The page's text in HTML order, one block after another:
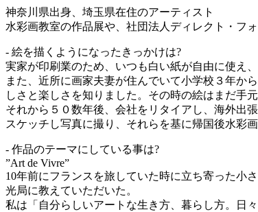
神奈川県出身、埼玉県在住のアーティスト
水彩画教室の作品展や、社団法人ディレクト・フ
- 絵を描くようになったきっかけは?
実家が印刷業のため、いつも白い紙が自由に使え
また、近所に画家夫妻が住んでいて小学校３年か
しさと楽しさを知りました。その時の絵はまだ手元
それから５０数年後、会社をリタイアし、海外出
スケッチし写真に撮り、それらを基に帰国後水彩
- 作品のテーマにしている事は?
”Art de Vivre”
10年前にフランスを旅していた時に立ち寄った小
光局に教えていただいた。
私は「自分らしいアートな生き方、暮らし方。日